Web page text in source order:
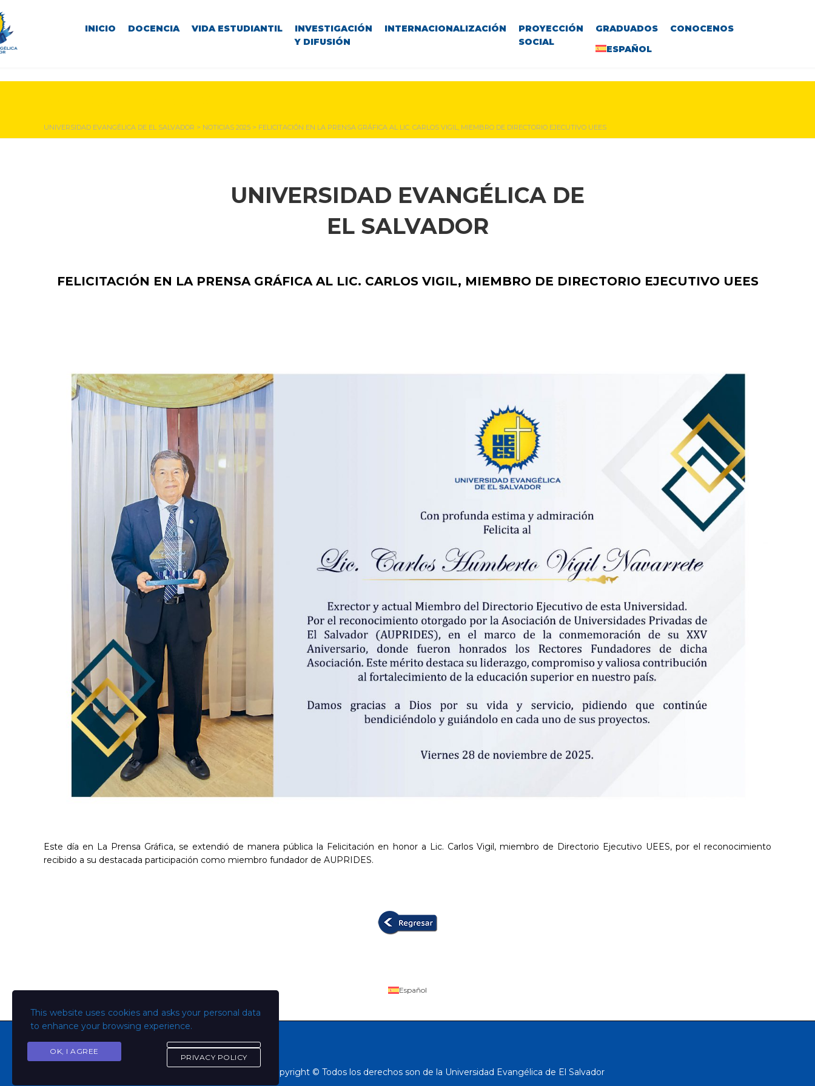
INICIO DOCENCIA VIDA ESTUDIANTIL
INVESTIGACIÓN
Y DIFUSIÓN
INTERNACIONALIZACIÓN
PROYECCIÓN
SOCIAL
GRADUADOS
CONOCENOS
ESPAÑOL
UNIVERSIDAD EVANGÉLICA DE EL SALVADOR > NOTICIAS 2025 > FELICITACIÓN EN LA PRENSA GRÁFICA AL LIC. CARLOS VIGIL, MIEMBRO DE DIRECTORIO EJECUTIVO UEES
UNIVERSIDAD EVANGÉLICA DE
EL SALVADOR
FELICITACIÓN EN LA PRENSA GRÁFICA AL LIC. CARLOS VIGIL, MIEMBRO DE DIRECTORIO EJECUTIVO UEES
Este día en La Prensa Gráfica, se extendió de manera pública la Felicitación en honor a Lic. Carlos Vigil, miembro de Directorio Ejecutivo UEES, por el reconocimiento
recibido a su destacada participación como miembro fundador de AUPRIDES.
Copyright © Todos los derechos son de la Universidad Evangélica de El Salvador
This website uses cookies and asks your personal data
to enhance your browsing experience.
OK, I AGREE
PRIVACY POLICY
Español